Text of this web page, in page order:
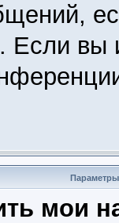
Если вы
Параметры
мои